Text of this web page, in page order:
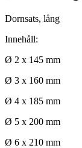
Dornsats, lång
Innehåll:
Ø 2 x 145 mm
Ø 3 x 160 mm
Ø 4 x 185 mm
Ø 5 x 200 mm
Ø 6 x 210 mm